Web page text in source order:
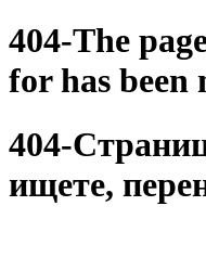
404-The
for has been
404-
ищете,